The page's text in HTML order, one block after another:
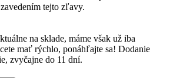
tejto zľavy.
na sklade, máme však už iba
mať rýchlo, ponáhľajte sa! Dodanie
zvyčajne do 11 dní.